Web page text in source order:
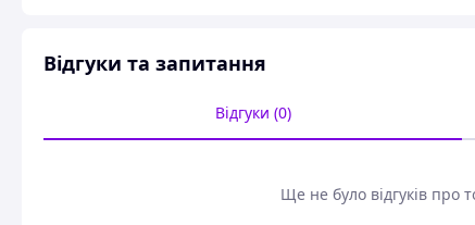
Відгуки та запитання
Відгуки (0)
Ще не було відгуків про